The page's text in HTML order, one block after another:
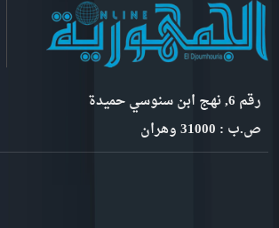
رقم 6, نهج ابن سنوسي حميدة
ص.ب : 31000 وهران